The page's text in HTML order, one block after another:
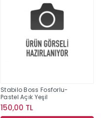
Stabilo Boss Fosforlu-
Pastel Açık Yeşil
150,00 TL